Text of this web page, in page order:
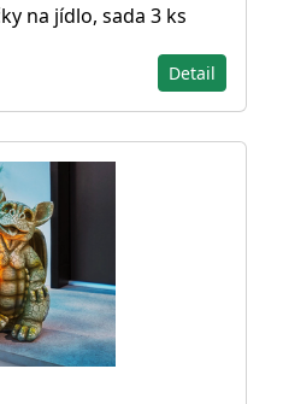
na jídlo, sada 3 ks
Detail